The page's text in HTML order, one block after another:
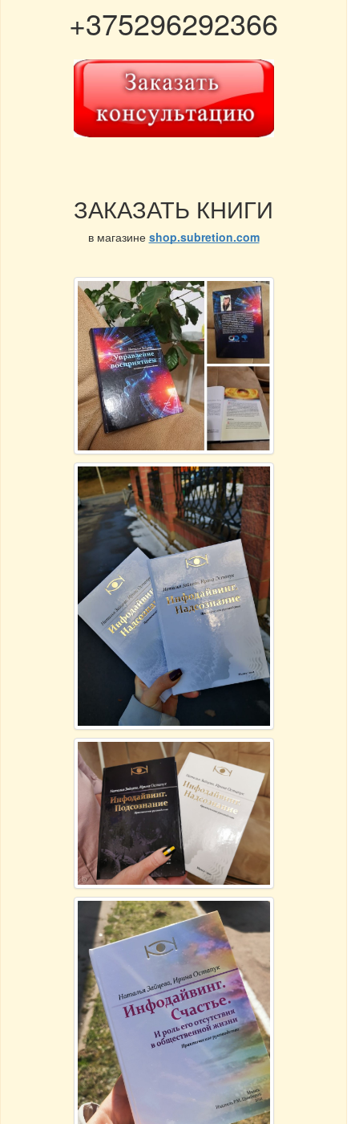
+375296292366
ЗАКАЗАТЬ КНИГИ
в магазине shop.subretion.com